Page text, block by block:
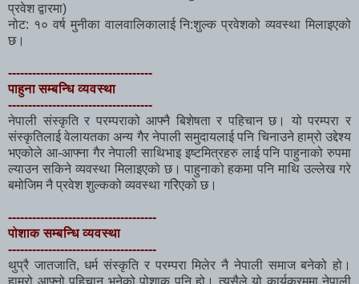
प्रवेश द्वारमा)
नोट: १० वर्ष मुनीका वालवालिकालाई नि:शुल्क प्रवेशको व्यवस्था मिलाइएको
छ।
------------------------------------
पाहुना सम्बन्धि व्यवस्था
------------------------------------
नेपाली संस्कृति र परम्पराको आफ्नै बिशेषता र पहिचान छ। यो परम्परा र
संस्कृतिलाई वेलायतका अन्य गैर नेपाली समुदायलाई पनि चिनाउने हाम्रो उद्देश्य
भएकोले आ-आफ्ना गैर नेपाली साथिभाइ इष्टमित्रहरु लाई पनि पाहुनाको रुपमा
ल्याउन सकिने व्यवस्था मिलाइएको छ। पाहुनाको हकमा पनि माथि उल्लेख गरे
बमोजिम नै प्रवेश शुल्कको व्यवस्था गरिेएको छ।
-------------------------------------
पोशाक सम्बन्धि व्यवस्था
-------------------------------------
थुप्रै जातजाति, धर्म संस्कृति र परम्परा मिलेर नै नेपाली समाज बनेको हो।
हाम्रो आफ्नो पहिचान भनेको पोशाक पनि हो। त्यसैले यो कार्यक्रममा नेपाली